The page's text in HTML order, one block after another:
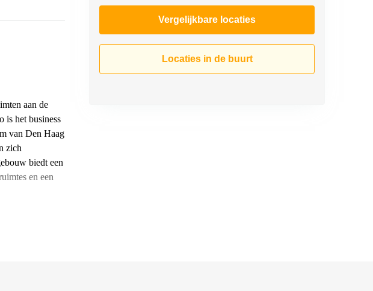
Vergelijkbare locaties
Locaties in de buurt
aan de
is het business
van Den Haag
zich
biedt een
en een